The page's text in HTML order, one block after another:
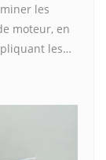
les
moteur, en
les…